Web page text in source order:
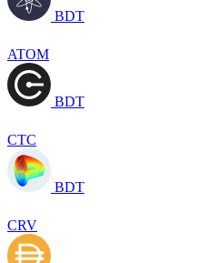
BDT
ATOM
BDT
CTC
BDT
CRV